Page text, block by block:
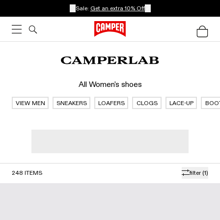
Sale: Get an extra 10% Off
All Women's shoes
VIEW MEN SNEAKERS LOAFERS CLOGS LACE-UP
filter (1)
248 ITEMS